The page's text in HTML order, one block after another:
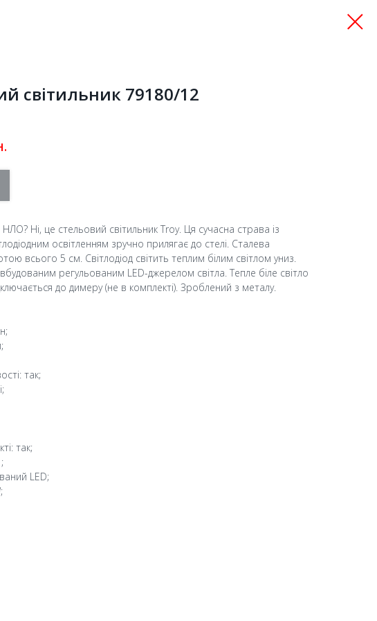
світильник 79180/12
Ні, це стельовий світильник Troy. Ця сучасна страва із
освітленням зручно прилягає до стелі. Сталева
всього 5 см. Світлодіод світить теплим білим світлом униз.
регульованим LED-джерелом світла. Тепле біле світло
до димеру (не в комплекті). Зроблений з металу.
так;
так;
LED;